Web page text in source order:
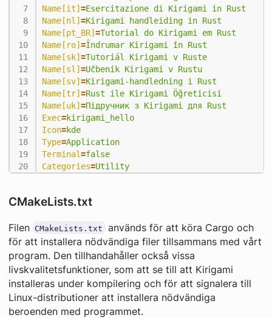
Name[it]=Esercitazione di Kirigami in Rust
Name[nl]=Kirigami handleiding in Rust
Name[pt_BR]=Tutorial do Kirigami em Rust
Name[ro]=Îndrumar Kirigami în Rust
Name[sk]=Tutoriál Kirigami v Ruste
Name[sl]=Učbenik Kirigami v Rustu
Name[sv]=Kirigami-handledning i Rust
Name[tr]=Rust ile Kirigami Öğreticisi
Name[uk]=Підручник з Kirigami для Rust
Exec=kirigami_hello
Icon=kde
Type=Application
Terminal=false
Categories=Utility
CMakeLists.txt
Filen CMakeLists.txt
används för att köra Cargo och
för att installera nödvändiga filer tillsammans med vårt
program. Den tillhandahåller också vissa
livskvalitetsfunktioner, som att se till att Kirigami
installeras under kompilering och för att signalera till
Linux-distributioner att installera nödvändiga
beroenden med programmet.